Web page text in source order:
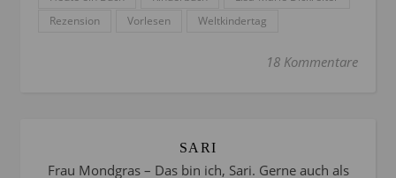
Rezension
Vorlesen Weltkindertag
18 Kommentare
SARI
Frau Mondgras – Das bin ich, Sari. Gerne auch als